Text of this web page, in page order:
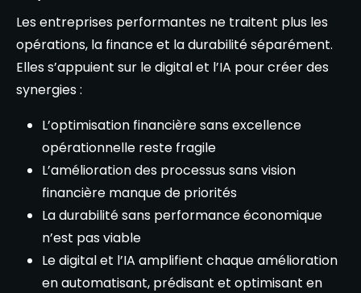
Les entreprises performantes ne traitent plus les
opérations, la finance et la durabilité séparément.
Elles s’appuient sur le digital et l’IA pour créer des
synergies :
L’optimisation financière sans excellence
opérationnelle reste fragile
L’amélioration des processus sans vision
financière manque de priorités
La durabilité sans performance économique
n’est pas viable
Le digital et l’IA amplifient chaque amélioration
en automatisant, prédisant et optimisant en